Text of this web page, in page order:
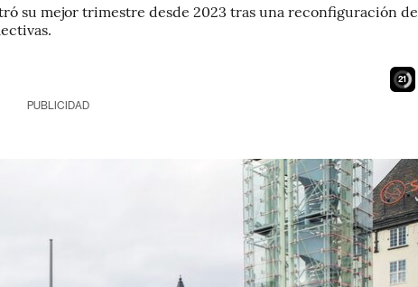
su mejor trimestre desde 2023 tras una reconfiguración de
20
PUBLICIDAD